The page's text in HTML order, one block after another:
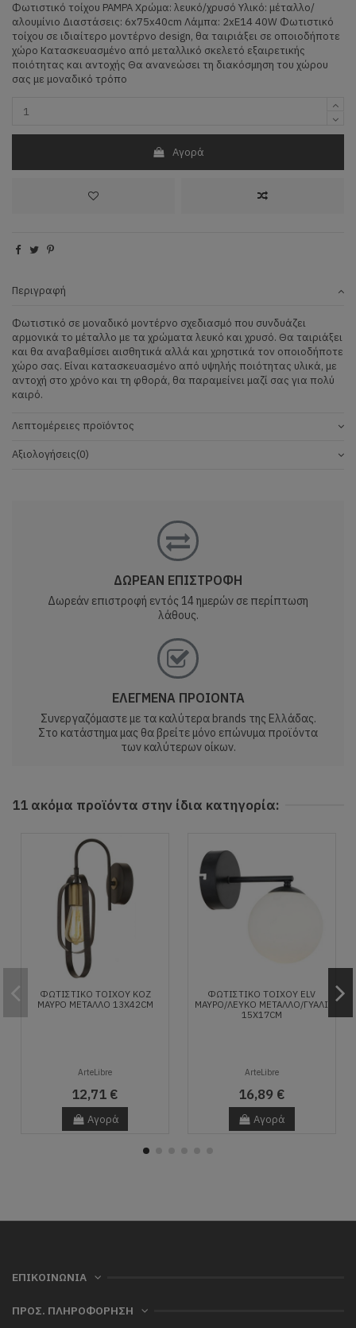
Φωτιστικό τοίχου PAMPA Χρώμα: λευκό/χρυσό Υλικό: μέταλλο/
αλουμίνιο Διαστάσεις: 6x75x40cm Λάμπα: 2xE14 40W Φωτιστικό
τοίχου σε ιδιαίτερο μοντέρνο design, θα ταιριάξει σε οποιοδήποτε
χώρο Κατασκευασμένο από μεταλλικό σκελετό εξαιρετικής
ποιότητας και αντοχής Θα ανανεώσει τη διακόσμηση του χώρου
σας με μοναδικό τρόπο
Αγορά
Περιγραφή
Φωτιστικό σε μοναδικό μοντέρνο σχεδιασμό που συνδυάζει
αρμονικά το μέταλλο με τα χρώματα λευκό και χρυσό. Θα ταιριάξει
και θα αναβαθμίσει αισθητικά αλλά και χρηστικά τον οποιοδήποτε
χώρο σας. Είναι κατασκευασμένο από υψηλής ποιότητας υλικά, με
αντοχή στο χρόνο και τη φθορά, θα παραμείνει μαζί σας για πολύ
καιρό.
Λεπτομέρειες προϊόντος
Αξιολογήσεις(0)
ΔΩΡΕΑΝ ΕΠΙΣΤΡΟΦΗ
Δωρεάν επιστροφή εντός 14 ημερών σε περίπτωση
λάθους.
ΕΛΕΓΜΕΝΑ ΠΡΟΙΟΝΤΑ
Συνεργαζόμαστε με τα καλύτερα brands της Ελλάδας.
Στο κατάστημα μας θα βρείτε μόνο επώνυμα προϊόντα
των καλύτερων οίκων.
11 ακόμα προϊόντα στην ίδια κατηγορία:
ΦΩΤΙΣΤΙΚΌ ΤΟΊΧΟΥ KOZ
ΜΑΎΡΟ ΜΈΤΑΛΛΟ 13X42CM
ArteLibre
12,71 €
Αγορά
ΦΩΤΙΣΤΙΚΌ ΤΟΊΧΟΥ ELV
ΜΑΎΡΟ/ΛΕΥΚΌ ΜΈΤΑΛΛΟ/ΓΥΑΛΊ
15X17CM
ArteLibre
16,89 €
Αγορά
ΕΠΙΚΟΙΝΩΝΙΑ
ΠΡΟΣ. ΠΛΗΡΟΦΟΡΗΣΗ